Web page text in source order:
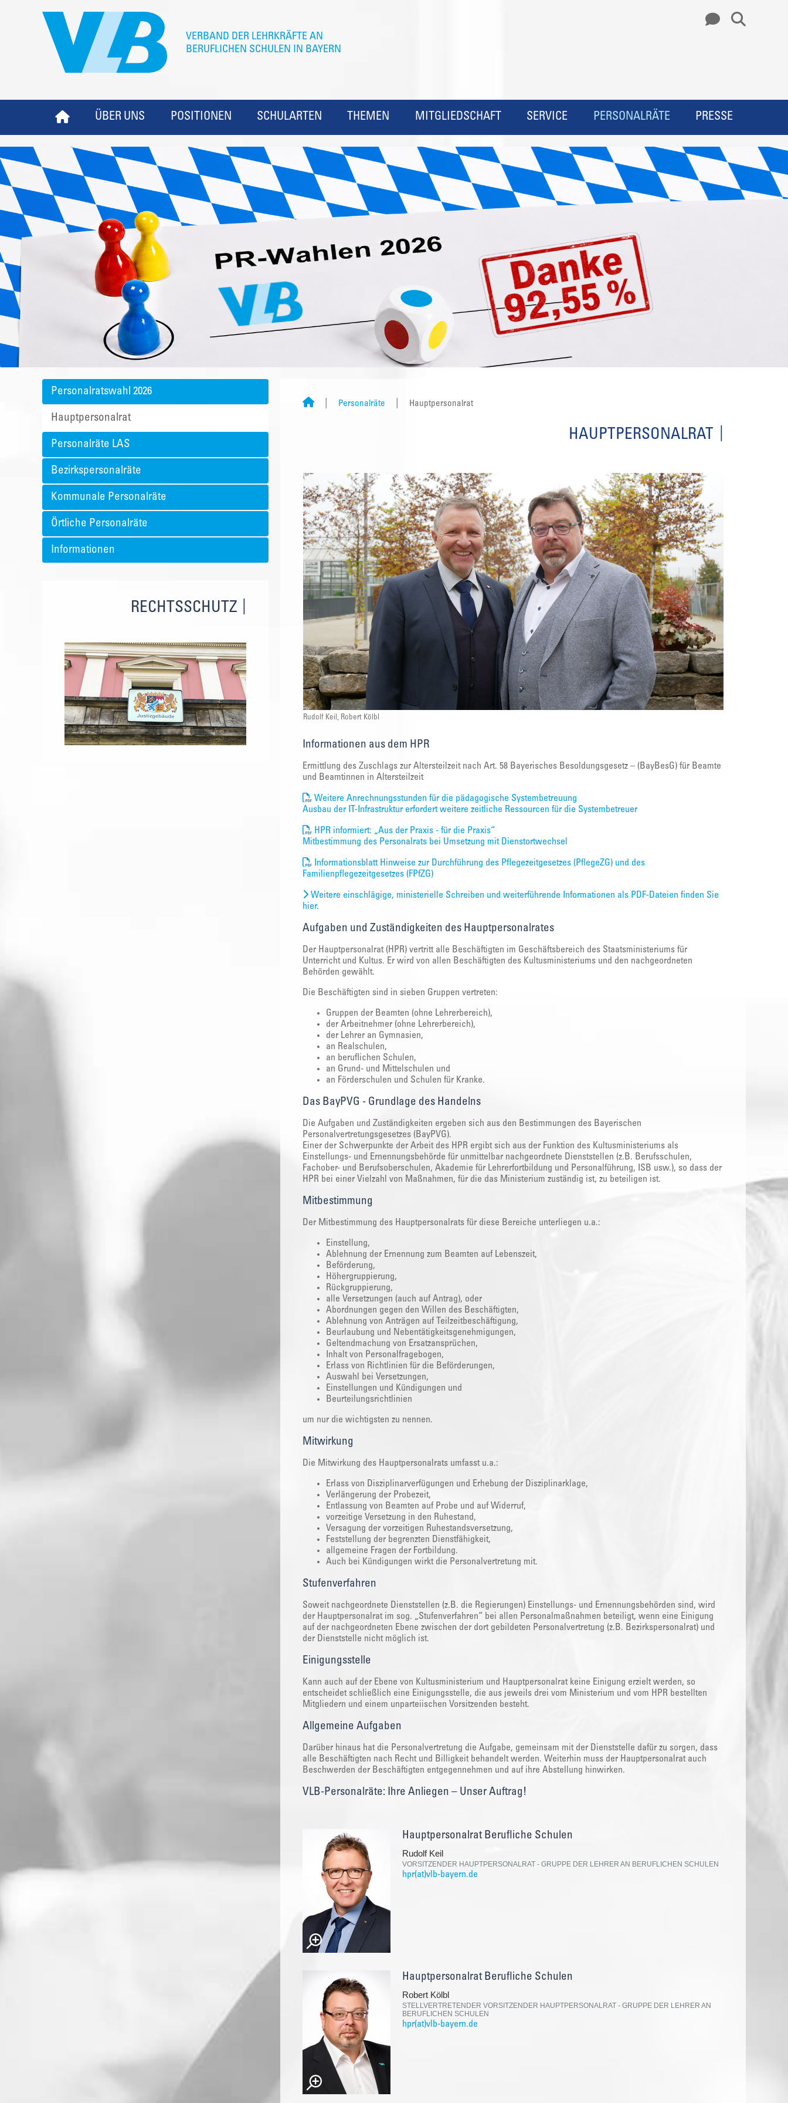
ÜBER UNS POSITIONEN SCHULARTEN THEMEN MITGLIEDSCHAFT SERVICE PERSONALRÄTE PRESSE
Personalratswahl 2026
Hauptpersonalrat
Personalräte LAS
Bezirkspersonalräte
Kommunale Personalräte
Örtliche Personalräte
Informationen
RECHTSSCHUTZ
Personalräte Hauptpersonalrat
HAUPTPERSONALRAT
Rudolf Keil, Robert Kölbl
Informationen aus dem HPR
Ermittlung des Zuschlags zur Altersteilzeit nach Art. 58 Bayerisches Besoldungsgesetz – (BayBesG) für Beamte
und Beamtinnen in Altersteilzeit
Weitere Anrechnungsstunden für die pädagogische Systembetreuung
Ausbau der IT-Infrastruktur erfordert weitere zeitliche Ressourcen für die Systembetreuer
HPR informiert: „Aus der Praxis - für die Praxis“
Mitbestimmung des Personalrats bei Umsetzung mit Dienstortwechsel
Informationsblatt Hinweise zur Durchführung des Pflegezeitgesetzes (PflegeZG) und des
Familienpflegezeitgesetzes (FPfZG)
Weitere einschlägige, ministerielle Schreiben und weiterführende Informationen als PDF-Dateien finden Sie
hier.
Aufgaben und Zuständigkeiten des Hauptpersonalrates
Der Hauptpersonalrat (HPR) vertritt alle Beschäftigten im Geschäftsbereich des Staatsministeriums für
Unterricht und Kultus. Er wird von allen Beschäftigten des Kultusministeriums und den nachgeordneten
Behörden gewählt.
Die Beschäftigten sind in sieben Gruppen vertreten:
Gruppen der Beamten (ohne Lehrerbereich),
der Arbeitnehmer (ohne Lehrerbereich),
der Lehrer an Gymnasien,
an Realschulen,
an beruflichen Schulen,
an Grund- und Mittelschulen und
an Förderschulen und Schulen für Kranke.
Das BayPVG - Grundlage des Handelns
Die Aufgaben und Zuständigkeiten ergeben sich aus den Bestimmungen des Bayerischen
Personalvertretungsgesetzes (BayPVG).
Einer der Schwerpunkte der Arbeit des HPR ergibt sich aus der Funktion des Kultusministeriums als
Einstellungs- und Ernennungsbehörde für unmittelbar nachgeordnete Dienststellen (z.B. Berufsschulen,
Fachober- und Berufsoberschulen, Akademie für Lehrerfortbildung und Personalführung, ISB usw.), so dass der
HPR bei einer Vielzahl von Maßnahmen, für die das Ministerium zuständig ist, zu beteiligen ist.
Mitbestimmung
Der Mitbestimmung des Hauptpersonalrats für diese Bereiche unterliegen u.a.:
Einstellung,
Ablehnung der Ernennung zum Beamten auf Lebenszeit,
Beförderung,
Höhergruppierung,
Rückgruppierung,
alle Versetzungen (auch auf Antrag), oder
Abordnungen gegen den Willen des Beschäftigten,
Ablehnung von Anträgen auf Teilzeitbeschäftigung,
Beurlaubung und Nebentätigkeitsgenehmigungen,
Geltendmachung von Ersatzansprüchen,
Inhalt von Personalfragebogen,
Erlass von Richtlinien für die Beförderungen,
Auswahl bei Versetzungen,
Einstellungen und Kündigungen und
Beurteilungsrichtlinien
um nur die wichtigsten zu nennen.
Mitwirkung
Die Mitwirkung des Hauptpersonalrats umfasst u.a.:
Erlass von Disziplinarverfügungen und Erhebung der Disziplinarklage,
Verlängerung der Probezeit,
Entlassung von Beamten auf Probe und auf Widerruf,
vorzeitige Versetzung in den Ruhestand,
Versagung der vorzeitigen Ruhestandsversetzung,
Feststellung der begrenzten Dienstfähigkeit,
allgemeine Fragen der Fortbildung.
Auch bei Kündigungen wirkt die Personalvertretung mit.
Stufenverfahren
Soweit nachgeordnete Dienststellen (z.B. die Regierungen) Einstellungs- und Ernennungsbehörden sind, wird
der Hauptpersonalrat im sog. „Stufenverfahren“ bei allen Personalmaßnahmen beteiligt, wenn eine Einigung
auf der nachgeordneten Ebene zwischen der dort gebildeten Personalvertretung (z.B. Bezirkspersonalrat) und
der Dienststelle nicht möglich ist.
Einigungsstelle
Kann auch auf der Ebene von Kultusministerium und Hauptpersonalrat keine Einigung erzielt werden, so
entscheidet schließlich eine Einigungsstelle, die aus jeweils drei vom Ministerium und vom HPR bestellten
Mitgliedern und einem unparteiischen Vorsitzenden besteht.
Allgemeine Aufgaben
Darüber hinaus hat die Personalvertretung die Aufgabe, gemeinsam mit der Dienststelle dafür zu sorgen, dass
alle Beschäftigten nach Recht und Billigkeit behandelt werden. Weiterhin muss der Hauptpersonalrat auch
Beschwerden der Beschäftigten entgegennehmen und auf ihre Abstellung hinwirken.
VLB-Personalräte: Ihre Anliegen – Unser Auftrag!
Hauptpersonalrat Berufliche Schulen
Rudolf Keil
VORSITZENDER HAUPTPERSONALRAT - GRUPPE DER LEHRER AN BERUFLICHEN SCHULEN
hpr(at)vlb-bayern.de
Hauptpersonalrat Berufliche Schulen
Robert Kölbl
STELLVERTRETENDER VORSITZENDER HAUPTPERSONALRAT - GRUPPE DER LEHRER AN
BERUFLICHEN SCHULEN
hpr(at)vlb-bayern.de